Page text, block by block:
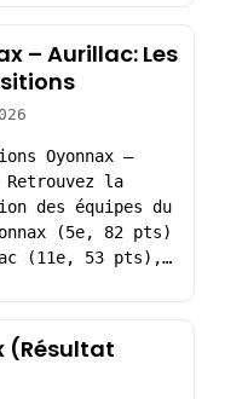
– Aurillac: Les
Oyonnax –
la
des équipes du
(5e, 82 pts)
(11e, 53 pts),…
(Résultat